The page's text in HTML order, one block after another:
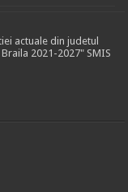
actuale din judetul
2021-2027" SMIS